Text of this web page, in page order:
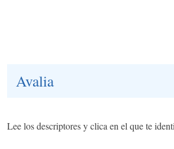
Avalia
Lee los descriptores y clica en el que te